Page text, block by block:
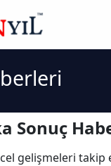
Sonuç
gelişmeleri takip